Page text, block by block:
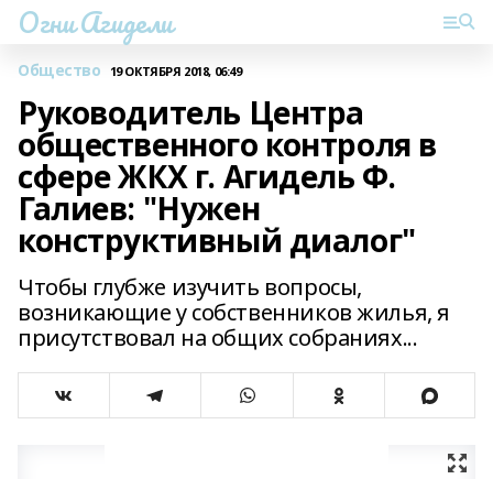
Огни Агидели
Общество 19 ОКТЯБРЯ 2018, 06:49
Руководитель Центра
общественного контроля в
сфере ЖКХ г. Агидель Ф.
Галиев: "Нужен
конструктивный диалог"
Чтобы глубже изучить вопросы,
возникающие у собственников жилья, я
присутствовал на общих собраниях...